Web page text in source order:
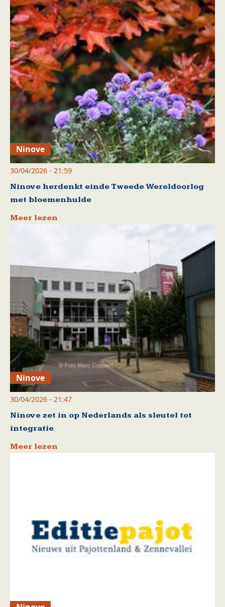
Ninove
30/04/2026 - 21:59
Ninove herdenkt einde Tweede Wereldoorlog
met bloemenhulde
Meer lezen
Ninove
30/04/2026 - 21:47
Ninove zet in op Nederlands als sleutel tot
integratie
Meer lezen